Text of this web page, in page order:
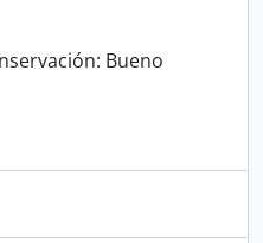
Bueno